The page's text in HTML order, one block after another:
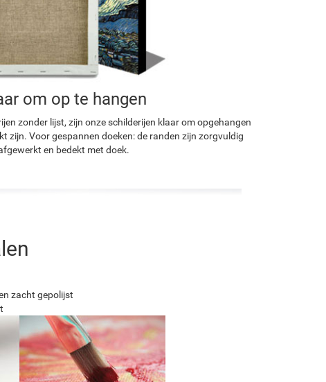
om op te hangen
zonder lijst, zijn onze schilderijen klaar om opgehangen
zijn. Voor gespannen doeken: de randen zijn zorgvuldig
en bedekt met doek.
zacht gepolijst